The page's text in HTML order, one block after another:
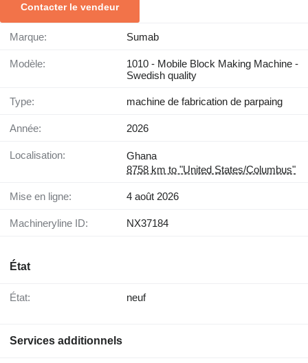
Contacter le vendeur
Marque: Sumab
Modèle:
1010 - Mobile Block Making Machine -
Swedish quality
Type: machine de fabrication de parpaing
Année: 2026
Localisation:
Ghana
8758 km to "United States/Columbus"
Mise en ligne: 4 août 2026
Machineryline ID: NX37184
État
État: neuf
Services additionnels